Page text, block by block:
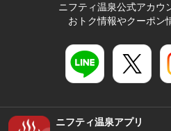
ニフティ温泉公式アカウ
おトク情報やクーポン
ニフティ温泉アプリ